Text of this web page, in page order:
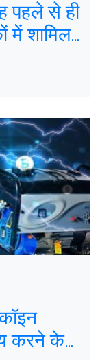
पहले से ही
में शामिल
करने के